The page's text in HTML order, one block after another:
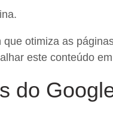
otimiza as
este conteúdo
do